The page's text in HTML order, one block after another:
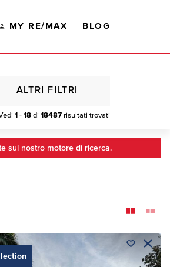
MY RE/MAX BLOG
1 - 18 di 18487 risultati trovati
ALTRI FILTRI
sul nostro motore di ricerca.